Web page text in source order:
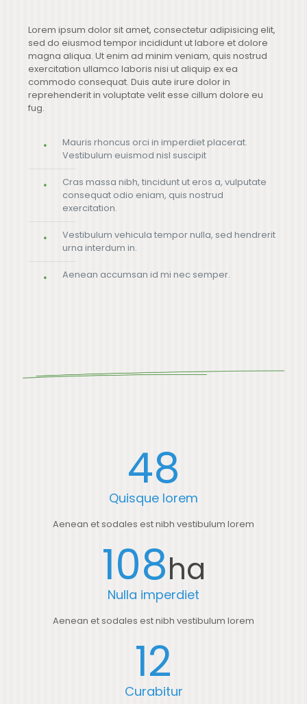
Lorem ipsum dolor sit amet, consectetur adipisicing elit,
sed do eiusmod tempor incididunt ut labore et dolore
magna aliqua. Ut enim ad minim veniam, quis nostrud
exercitation ullamco laboris nisi ut aliquip ex ea
commodo consequat. Duis aute irure dolor in
reprehenderit in voluptate velit esse cillum dolore eu
fug.
Mauris rhoncus orci in imperdiet placerat.
Vestibulum euismod nisl suscipit
Cras massa nibh, tincidunt ut eros a, vulputate
consequat odio eniam, quis nostrud
exercitation.
Vestibulum vehicula tempor nulla, sed hendrerit
urna interdum in.
Aenean accumsan id mi nec semper.
48
Quisque lorem
Aenean et sodales est nibh vestibulum lorem
108ha
Nulla imperdiet
Aenean et sodales est nibh vestibulum lorem
12
Curabitur